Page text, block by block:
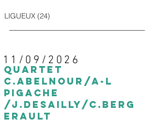
LIGUEUX (24)
11/09/2026
Quartet
C.ABELNOUR/A-L
PIGACHE
/J.DESAILLY/C.BERG
ERAULT